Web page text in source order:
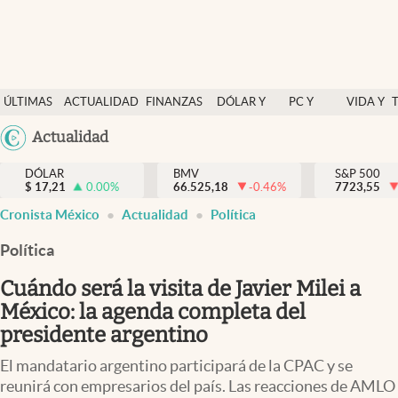
ÚLTIMAS
NOTICIAS
ACTUALIDAD
FINANZAS
DÓLAR Y
PC Y
VIDA Y
México
Actualidad
Actualidad
Finanzas y economía
Dólar y mercados
Pc y celular
Vida y estilo
Tv
DÓLAR
$ 17,21 0.00%
BMV
66.525,18
-0.46%
S&P 500
7723,55
Cronista México Actualidad Política
Política
Cuándo será la visita de Javier Milei a
México: la agenda completa del
presidente argentino
El mandatario argentino participará de la CPAC y se
reunirá con empresarios del país. Las reacciones de AMLO